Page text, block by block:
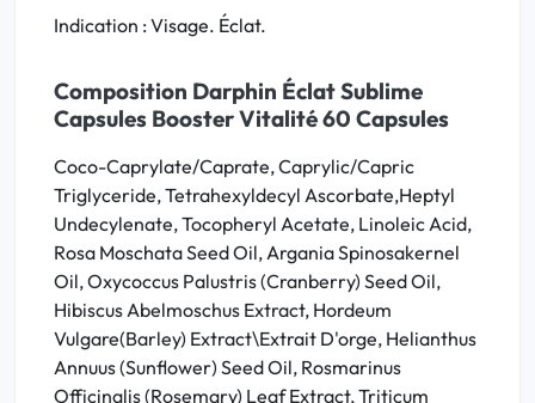
Indication : Visage. Éclat.
Composition Darphin Éclat Sublime
Capsules Booster Vitalité 60 Capsules
Coco-Caprylate/Caprate, Caprylic/Capric
Triglyceride, Tetrahexyldecyl Ascorbate,Heptyl
Undecylenate, Tocopheryl Acetate, Linoleic Acid,
Rosa Moschata Seed Oil, Argania Spinosakernel
Oil, Oxycoccus Palustris (Cranberry) Seed Oil,
Hibiscus Abelmoschus Extract, Hordeum
Vulgare(Barley) Extract\Extrait D'orge, Helianthus
Annuus (Sunflower) Seed Oil, Rosmarinus
Officinalis (Rosemary) Leaf Extract, Triticum